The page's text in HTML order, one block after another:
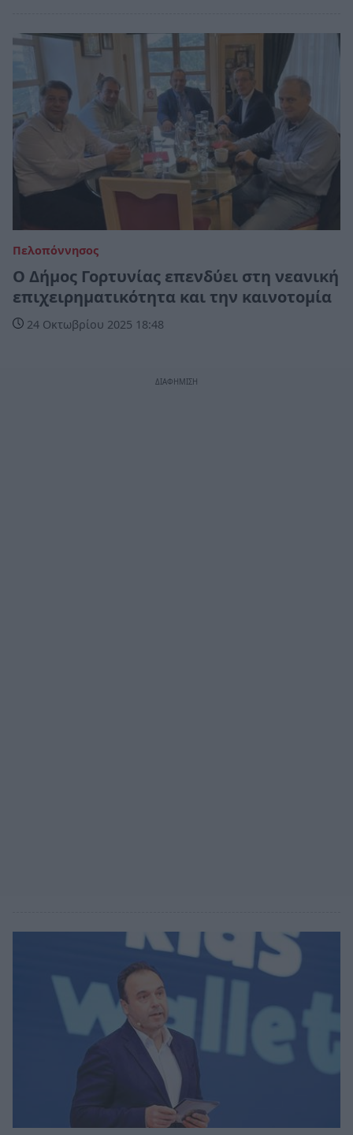
Πελοπόννησος
Ο Δήμος Γορτυνίας επενδύει στη νεανική
επιχειρηματικότητα και την καινοτομία
24 Οκτωβρίου 2025 18:48